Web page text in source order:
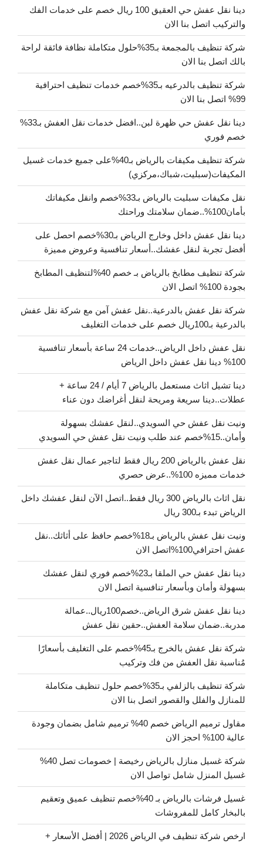
دينا نقل عفش حي العقيق 100 ريال خصم على خدمات الفك
والتركيب اتصل بنا الان
شركة تنظيف بالمجمعة بـ35%حلول متكاملة نظافة فائقة لراحة
بالك اتصل بنا الان
شركة تنظيف بالدرعيه بـ35%خصم خدمات تنظيف احترافية
99% اتصل بنا الان
دينا نقل عفش حي ظهرة لبن..افضل خدمات نقل العفش بـ33%
خصم فوري
شركة تنظيف مكيفات بالرياض بـ40%على جميع خدمات غسيل
المكيفات(سبليت،شباك،مركزي)
نقل مكيفات سبليت بالرياض بـ33%خصم وانقل مكيفاتك
بأمان100%..ضمان سلامتك وراحتك
دينا نقل عفش داخل وخارج الرياض بـ30%خصم احصل على
أفضل تجربة لنقل عفشك..أسعار تنافسية وعروض مميزة
شركة تنظيف مطابخ بالرياض بـ خصم 40%لتنظيف المطابخ
بجودة 100% اتصل الان
شركة نقل عفش بالدرعية..نقل عفش آمن مع شركة نقل عفش
بالدرعية بـ100ريال خصم على خدمات التغليف
نقل عفش داخل الرياض..خدمات 24 ساعة بأسعار تنافسية
100% دينا نقل عفش داخل الرياض
دينا تشيل اثاث مستعمل بالرياض 7 أيام / 24 ساعة +
عطلات..دينا سريعة ومريحة لنقل أغراضك دون عناء
ونيت نقل عفش حي السويدي..لنقل عفشك بسهولة
وأمان..15%خصم عند طلب ونيت نقل عفش حي السويدي
نقل عفش بالرياض 200 ريال فقط لتاجير عمال نقل عفش
خدمات مميزه 100%..عرض حصري
نقل اثاث بالرياض 300 ريال فقط..اتصل الآن لنقل عفشك داخل
الرياض تبدء بـ300 ريال
ونيت نقل عفش بالرياض بـ18%خصم حافظ على أثاثك..نقل
عفش احترافي100%اتصل الان
دينا نقل عفش حي الملقا بـ23%خصم فوري لنقل عفشك
بسهولة وأمان وبأسعار تنافسية اتصل الان
دينا نقل عفش شرق الرياض..خصم100ريال..عمالة
مدربة..ضمان سلامة العفش..حقين نقل عفش
شركة نقل عفش بالخرج بـ45%خصم على التغليف بأسعارًا
مُناسبة نقل العفش من فك وتركيب
شركة تنظيف بالزلفي بـ35%خصم حلول تنظيف متكاملة
للمنازل والفلل والقصور اتصل بنا الان
مقاول ترميم الرياض خصم 40% ترميم شامل بضمان وجودة
عالية 100% احجز الان
شركة غسيل منازل بالرياض رخيصة | خصومات تصل 40%
غسيل المنزل شامل تواصل الان
غسيل فرشات بالرياض بـ 40%خصم تنظيف عميق وتعقيم
بالبخار كامل للمفروشات
ارخص شركة تنظيف في الرياض 2026 | أفضل الأسعار +